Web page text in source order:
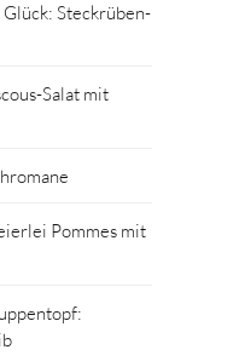
Steckrüben-
Salat mit
Pommes mit